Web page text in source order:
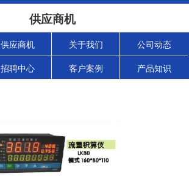
供应商机
供应商机 关于我们 公司动态
招聘中心 客户案例 产品知识